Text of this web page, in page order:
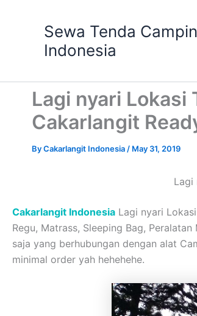
Sewa Tenda
Indonesia
Lagi nyari Lokasi
Cakarlangit
ByCakarlangit Indonesia / May 31, 2019
Lagi
Cakarlangit Indonesia Lagi nyari
Regu, Matrass, Sleeping Bag,
saja yang berhubungan dengan alat
minimal order yah hehehehe.